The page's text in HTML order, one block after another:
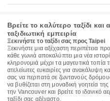
Βρείτε το καλύτερο ταξίδι και
ταξιδιωτική εμπειρία
Ξεκινήστε το ταξίδι σας προς Taipei
Ξεκινήστε μια αξέχαστη περιπέτεια
κάθε γωνιά αποκαλύπτει μια νέα
κληρονομιά μέχρι τα μαγευτικά
ατελείωτες ευκαιρίες για ανακάλυψη
σας να περπατά σε ζωντανούς
να βυθίζεται στη μοναδική γοητεία
την Vancouver και βρείτε το ιδανικό
ταξίδι σας αξέχαστο.